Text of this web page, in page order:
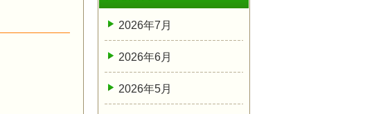
2026年7月
2026年6月
2026年5月